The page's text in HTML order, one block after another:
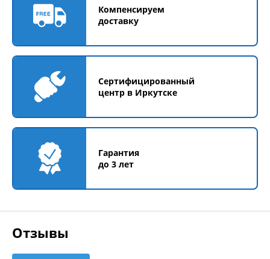
Компенсируем
доставку
Сертифицированный
центр в Иркутске
Гарантия
до 3 лет
Отзывы